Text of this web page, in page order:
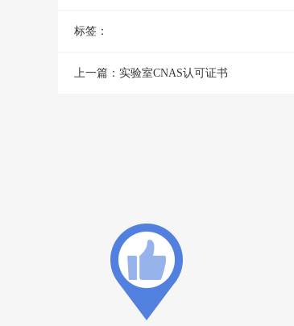
标签：
上一篇： 实验室CNAS认可证书